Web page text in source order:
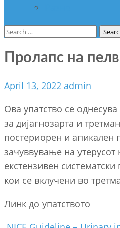
Search
Пролапс на
April 13, 2022 admin
Ова упатство се
за дијагнозарта и
постериорен и апикален
зачуввување на
екстензивен
кои се вклучени во
Линк до упатството